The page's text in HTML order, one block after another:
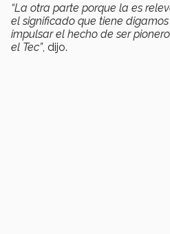
“La otra parte porque la es
el significado que tiene
impulsar el hecho de ser
el Tec”, dijo.